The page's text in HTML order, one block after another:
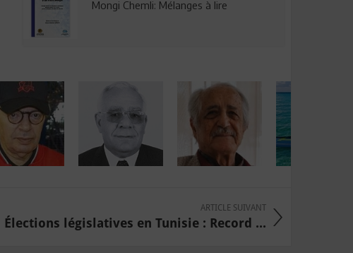
Mongi Chemli: Mélanges à lire
ARTICLE SUIVANT
Élections législatives en Tunisie : Record ...